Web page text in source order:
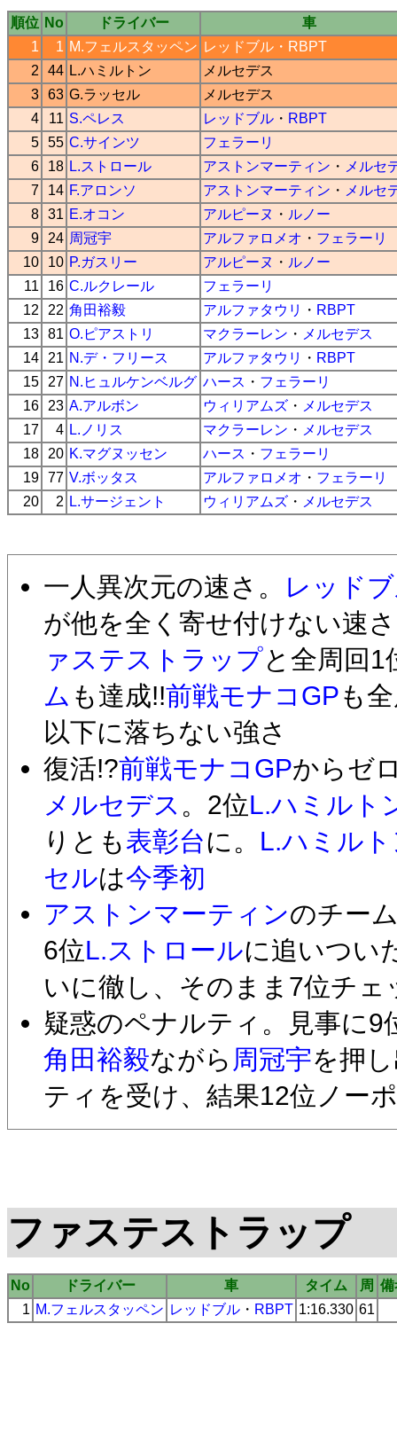
順位 No ドライバー
車
1
1 M.フェルスタッペン レッドブル ・ RBPT
2
44 L.ハミルトン
メルセデス
3 63 G.ラッセル
メルセデス
4
11 S.ペレス レッドブル ・ RBPT
5 55 C.サインツ
フェラーリ
6
18 L.ストロール アストンマーティン ・ メルセ
7
14 F.アロンソ アストンマーティン ・ メルセ
8 31 E.オコン アルピーヌ ・ ルノー
9
24 周冠宇 アルファロメオ ・ フェラーリ
10
10 P.ガスリー アルピーヌ ・ ルノー
11
16 C.ルクレール
フェラーリ
12
22 角田裕毅 アルファタウリ ・ RBPT
13 81 O.ピアストリ マクラーレン ・ メルセデス
14
21 N.デ・フリース アルファタウリ ・ RBPT
15
27 N.ヒュルケンベルグ ハース ・ フェラーリ
16
23 A.アルボン ウィリアムズ ・ メルセデス
17
4 L.ノリス マクラーレン ・ メルセデス
18
20 K.マグヌッセン ハース ・ フェラーリ
19 77 V.ボッタス アルファロメオ ・ フェラーリ
20
2 L.サージェント ウィリアムズ ・ メルセデス
一人異次元の速さ。
レッド
が他を全く寄せ付けない速
ァステストラップと全周回1
ム も達成!!前戦モナコGPも
以下に落ちない強さ
復活!?前戦モナコGPからゼ
メルセデス 。2位L.ハミルト
りとも表彰台に。 L.ハミル
セルは今季初
アストンマーティンのチー
6位L.ストロールに追いつい
いに徹し、そのまま7位チェ
疑惑のペナルティ。見事に
角田裕毅ながら 周冠宇を押
ティを受け、結果12位ノー
ファステストラップ
No ドライバー 車 タイム 周 備
1 M.フェルスタッペン レッドブル ・ RBPT 1:16.330 61